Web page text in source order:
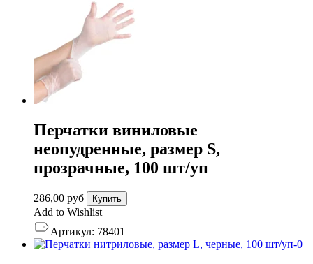
Перчатки виниловые
неопудренные, размер S,
прозрачные, 100 шт/уп
286,00 руб Купить
Add to Wishlist
Артикул: 78401